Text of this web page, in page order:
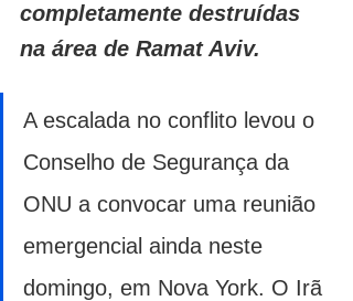
completamente destruídas
na área de Ramat Aviv.
A escalada no conflito levou o
Conselho de Segurança da
ONU a convocar uma reunião
emergencial ainda neste
domingo, em Nova York. O Irã